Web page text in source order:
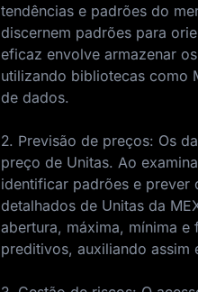
tendências e padrões do
discernem padrões para
eficaz envolve armazenar
utilizando bibliotecas como
de dados.
2. Previsão de preços: Os
preço de Unitas. Ao
identificar padrões e prever
detalhados de Unitas da
abertura, máxima, mínima
preditivos, auxiliando assim